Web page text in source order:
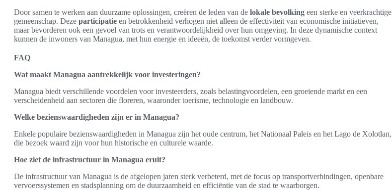
Door samen te werken aan duurzame oplossingen, creëren de leden van de lokale bevolking een sterke en veerkrachtige
gemeenschap. Deze participatie en betrokkenheid verhogen niet alleen de effectiviteit van economische initiatieven,
maar bevorderen ook een gevoel van trots en verantwoordelijkheid over hun omgeving. In deze dynamische context
kunnen de inwoners van Managua, met hun energie en ideeën, de toekomst verder vormgeven.
FAQ
Wat maakt Managua aantrekkelijk voor investeringen?
Managua biedt verschillende voordelen voor investeerders, zoals belastingvoordelen, een groeiende markt en een
verscheidenheid aan sectoren die floreren, waaronder toerisme, technologie en landbouw.
Welke bezienswaardigheden zijn er in Managua?
Enkele populaire bezienswaardigheden in Managua zijn het oude centrum, het Nationaal Paleis en het Lago de Xolotlan,
die bezoek waard zijn voor hun historische en culturele waarde.
Hoe ziet de infrastructuur in Managua eruit?
De infrastructuur van Managua is de afgelopen jaren sterk verbeterd, met de focus op transportverbindingen, openbare
vervoerssystemen en stadsplanning om de duurzaamheid en efficiëntie van de stad te waarborgen.